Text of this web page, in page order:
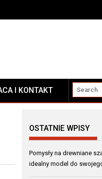
I KONTAKT
OSTATNIE WPISY
Pomysły na drewniane
idealny model do